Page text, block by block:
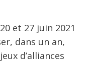
et 27 juin 2021
dans un an,
d’alliances